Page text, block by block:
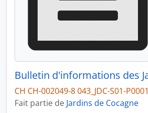
CH CH-002049-8 043_JDC-S01-P0001
Fait partie de Jardins de Cocagne